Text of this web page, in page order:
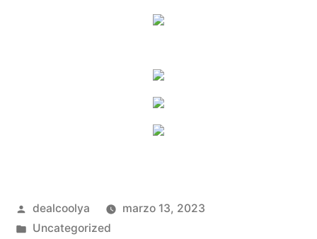
Publicado
por
dealcoolya
marzo 13, 2023
Publicado
Uncategorized